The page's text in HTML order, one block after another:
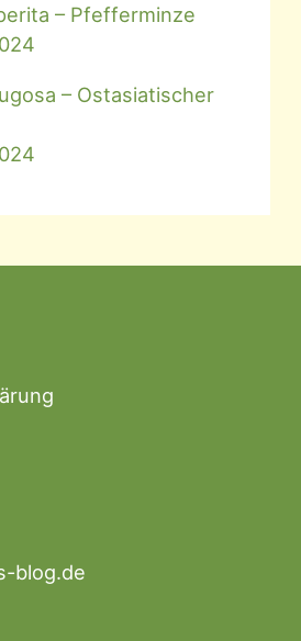
– Pfefferminze
– Ostasiatischer
blog.de